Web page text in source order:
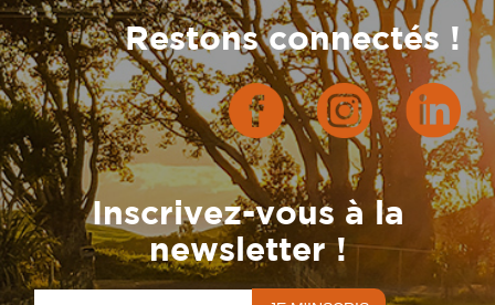
Restons connectés !
Inscrivez-vous à la
newsletter !